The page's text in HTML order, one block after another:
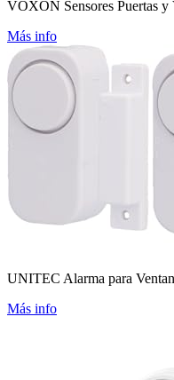
VOXON Sensores Puertas y
Más info
UNITEC Alarma para
Más info